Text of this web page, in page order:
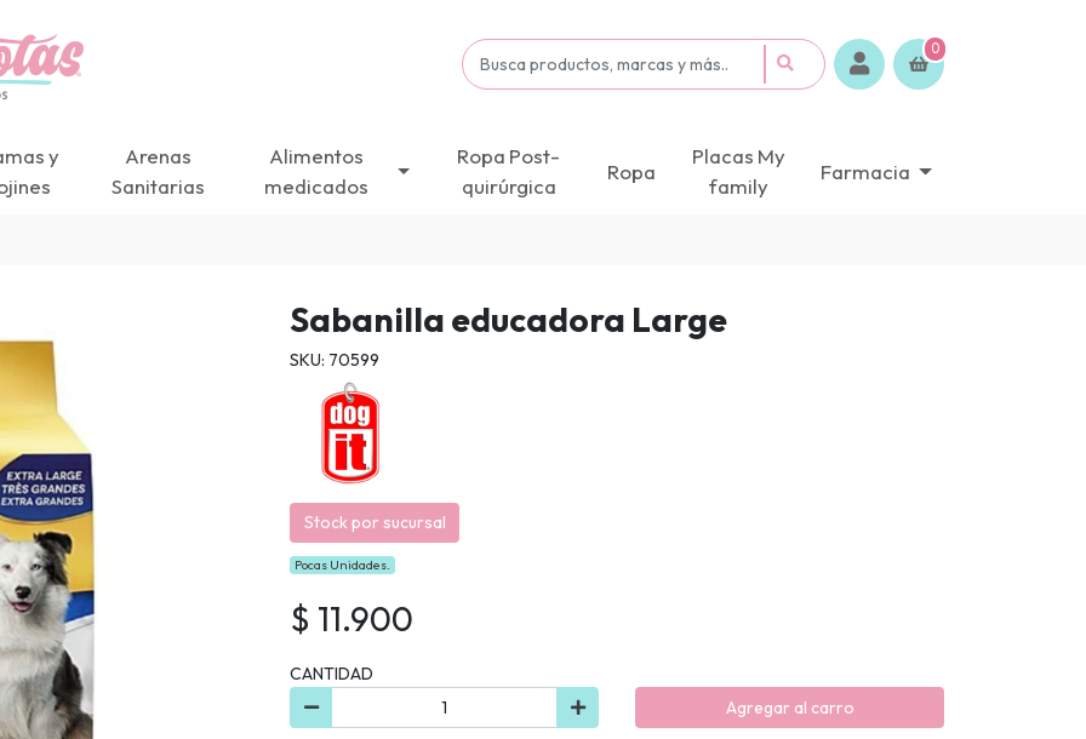
0
y
Arenas
Sanitarias
Alimentos
medicados
Ropa Post-
quirúrgica
Ropa
Placas My
family
Farmacia
Sabanilla educadora Large
SKU: 70599
Stock por sucursal
Pocas Unidades.
$ 11.900
CANTIDAD
Agregar al carro